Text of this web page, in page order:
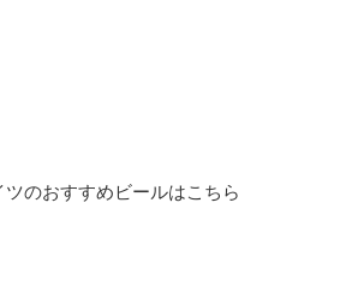
ツのおすすめビールはこちら